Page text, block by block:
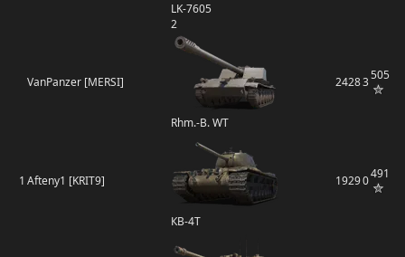
LK-7605
2
VanPanzer [MERSI]
Rhm.-B. WT
24283505
1 Afteny1 [KRIT9]
КВ-4Т
19290491